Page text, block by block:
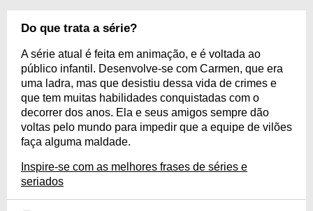
Do que trata a série?
A série atual é feita em animação, e é voltada ao
público infantil. Desenvolve-se com Carmen, que era
uma ladra, mas que desistiu dessa vida de crimes e
que tem muitas habilidades conquistadas com o
decorrer dos anos. Ela e seus amigos sempre dão
voltas pelo mundo para impedir que a equipe de vilões
faça alguma maldade.
Inspire-se com as melhores frases de séries e
seriados